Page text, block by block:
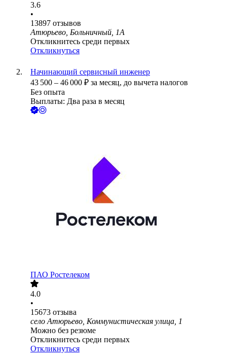
3.6
•
13897 отзывов
Атюрьево, Больничный, 1А
Откликнитесь среди первых
Откликнуться
Начинающий сервисный инженер
43 500 – 46 000 ₽ за месяц, до вычета налогов
Без опыта
Выплаты: Два раза в месяц
ПАО Ростелеком
4.0
•
15673 отзыва
село Атюрьево, Коммунистическая улица, 1
Можно без резюме
Откликнитесь среди первых
Откликнуться